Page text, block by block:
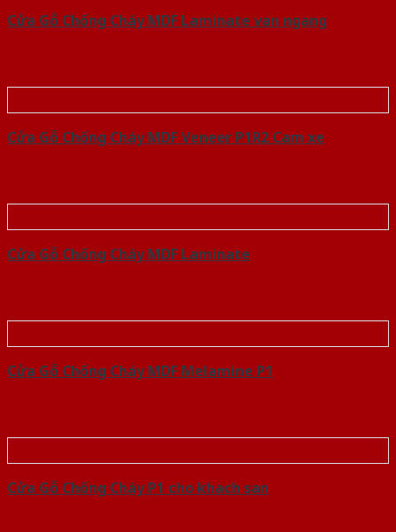
Cửa Gỗ Chống Cháy MDF Laminate van ngang
Cửa Gỗ Chống Cháy MDF Veneer P1R2 Cam xe
Cửa Gỗ Chống Cháy MDF Laminate
Cửa Gỗ Chống Cháy MDF Melamine P1
Cửa Gỗ Chống Cháy P1 cho khach san